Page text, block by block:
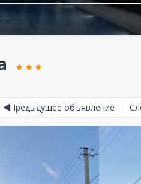
Предыдущее объявление